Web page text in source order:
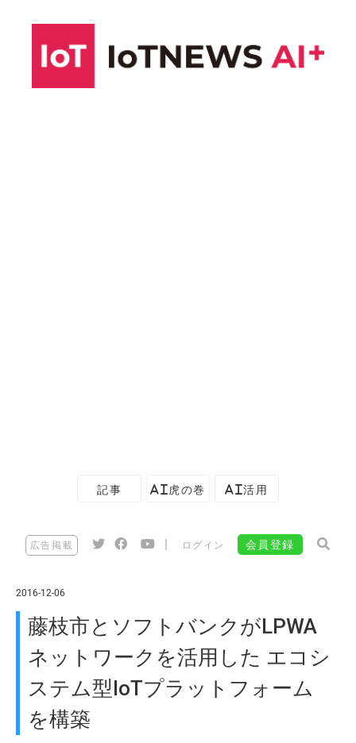
記事 AI虎の巻 AI活用
広告掲載 ログイン 会員登録
2016-12-06
藤枝市とソフトバンクがLPWA
ネットワークを活用した エコシ
ステム型IoTプラットフォーム
を構築